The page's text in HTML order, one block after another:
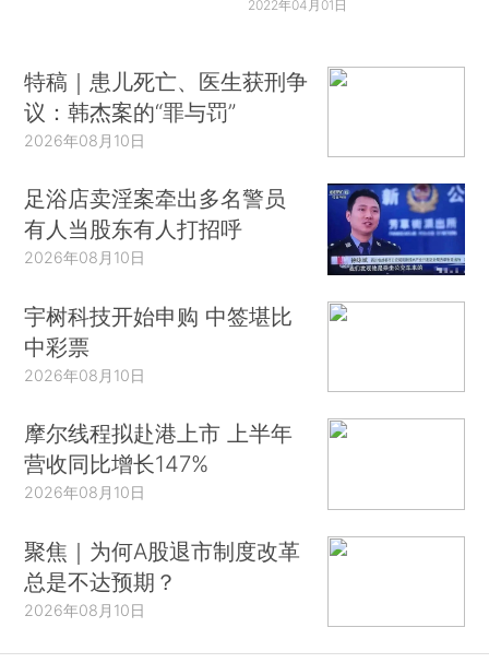
2022年04月01日
特稿｜患儿死亡、医生获刑争
议：韩杰案的“罪与罚”
2026年08月10日
足浴店卖淫案牵出多名警员
有人当股东有人打招呼
2026年08月10日
宇树科技开始申购 中签堪比
中彩票
2026年08月10日
摩尔线程拟赴港上市 上半年
营收同比增长147%
2026年08月10日
聚焦｜为何A股退市制度改革
总是不达预期？
2026年08月10日